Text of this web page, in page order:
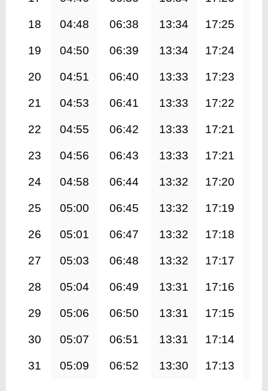
18 04:48 06:38 13:34 17:25
19 04:50 06:39 13:34 17:24
20 04:51 06:40 13:33 17:23
21 04:53 06:41 13:33 17:22
22 04:55 06:42 13:33 17:21
23 04:56 06:43 13:33 17:21
24 04:58 06:44 13:32 17:20
25 05:00 06:45 13:32 17:19
26 05:01 06:47 13:32 17:18
27 05:03 06:48 13:32 17:17
28 05:04 06:49 13:31 17:16
29 05:06 06:50 13:31 17:15
30 05:07 06:51 13:31 17:14
31 05:09 06:52 13:30 17:13